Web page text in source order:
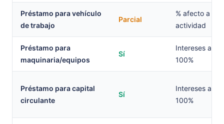
Préstamo para vehículo
de trabajo
Parcial
% afecto a la
actividad
Préstamo para
maquinaria/equipos
Sí
Intereses al
100%
Préstamo para capital
circulante
Sí
Intereses al
100%